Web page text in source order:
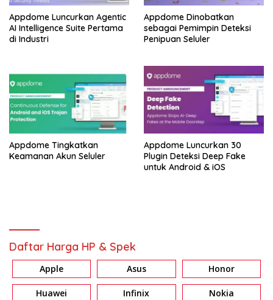
Appdome Luncurkan Agentic
AI Intelligence Suite Pertama
di Industri
Appdome Dinobatkan
sebagai Pemimpin Deteksi
Penipuan Seluler
Appdome Tingkatkan
Keamanan Akun Seluler
Appdome Luncurkan 30
Plugin Deteksi Deep Fake
untuk Android & iOS
Daftar Harga HP & Spek
Apple Asus Honor
Huawei Infinix Nokia